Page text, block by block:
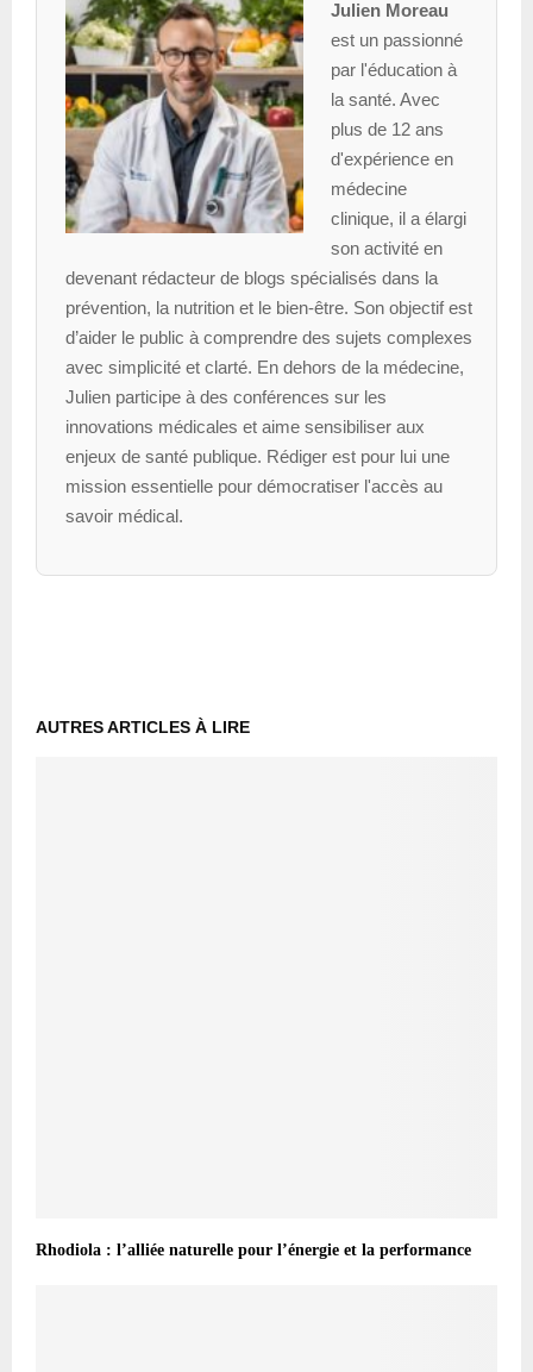
Julien Moreau
est un passionné
par l'éducation à
la santé. Avec
plus de 12 ans
d'expérience en
médecine
clinique, il a élargi
son activité en
devenant rédacteur de blogs spécialisés dans la
prévention, la nutrition et le bien-être. Son objectif est
d’aider le public à comprendre des sujets complexes
avec simplicité et clarté. En dehors de la médecine,
Julien participe à des conférences sur les
innovations médicales et aime sensibiliser aux
enjeux de santé publique. Rédiger est pour lui une
mission essentielle pour démocratiser l'accès au
savoir médical.
AUTRES ARTICLES À LIRE
Rhodiola : l’alliée naturelle pour l’énergie et la performance